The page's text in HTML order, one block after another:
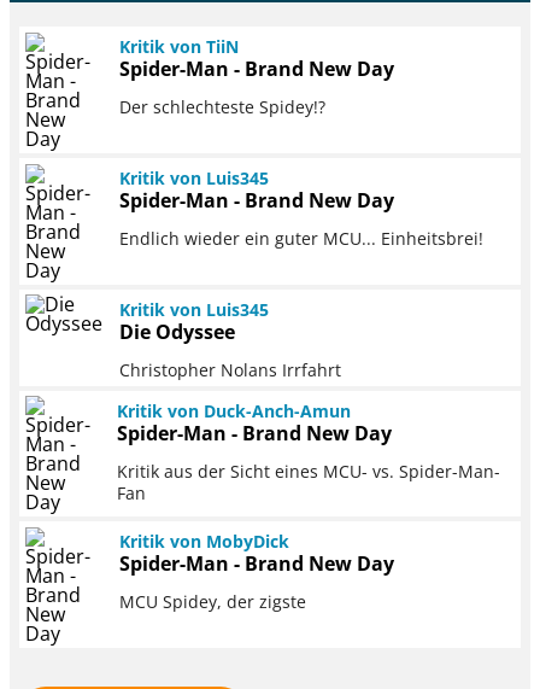
Kritik von TiiN
Spider-Man - Brand New Day
Der schlechteste Spidey!?
Kritik von Luis345
Spider-Man - Brand New Day
Endlich wieder ein guter MCU... Einheitsbrei!
Kritik von Luis345
Die Odyssee
Christopher Nolans Irrfahrt
Kritik von Duck-Anch-Amun
Spider-Man - Brand New Day
Kritik aus der Sicht eines MCU- vs. Spider-Man-
Fan
Kritik von MobyDick
Spider-Man - Brand New Day
MCU Spidey, der zigste